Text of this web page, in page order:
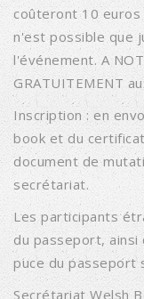
coûteront 10 euros
n'est possible que
l'événement. A
GRATUITEMENT
Inscription : en
book et du
document de
secrétariat.
Les participants
du passeport, ainsi
puce du passeport
Secrétariat Welsh